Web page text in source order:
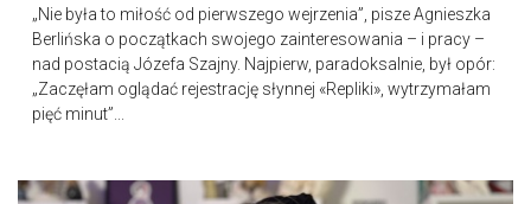
„Nie była to miłość od pierwszego wejrzenia”, pisze Agnieszka
Berlińska o początkach swojego zainteresowania – i pracy –
nad postacią Józefa Szajny. Najpierw, paradoksalnie, był opór:
„Zaczęłam oglądać rejestrację słynnej «Repliki», wytrzymałam
pięć minut”...